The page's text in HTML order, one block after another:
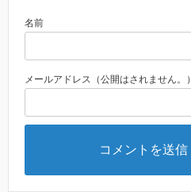
名前
メールアドレス（公開はされません。）